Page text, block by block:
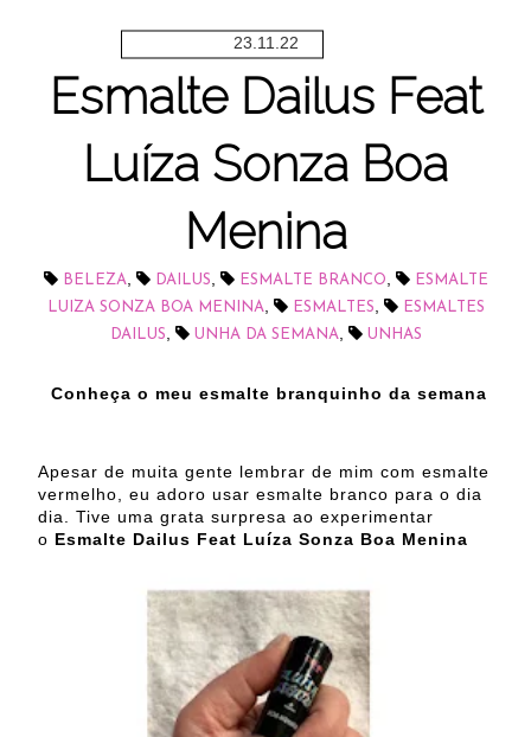
23.11.22
Esmalte Dailus Feat
Luíza Sonza Boa
Menina
BELEZA, DAILUS, ESMALTE BRANCO,
ESMALTE
LUIZA SONZA BOA MENINA, ESMALTES,
ESMALTES
DAILUS, UNHA DA SEMANA, UNHAS
Conheça o meu esmalte branquinho da semana
Apesar de muita gente lembrar de mim com esmalte
vermelho, eu adoro usar esmalte branco para o dia
dia. Tive uma grata surpresa ao experimentar
o Esmalte Dailus Feat Luíza Sonza Boa Menina